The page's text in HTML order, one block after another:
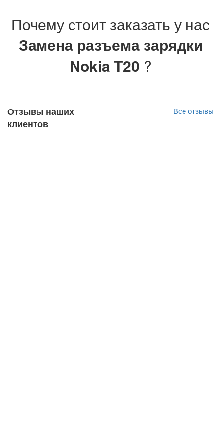
Почему стоит заказать у нас
Замена разъема зарядки
Nokia T20 ?
Отзывы наших
клиентов
Все отзывы